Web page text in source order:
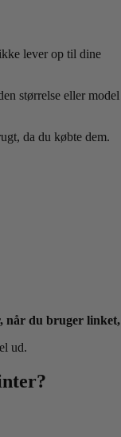
lever op til dine
størrelse eller model
da du købte dem.
når du bruger linket,
ud.